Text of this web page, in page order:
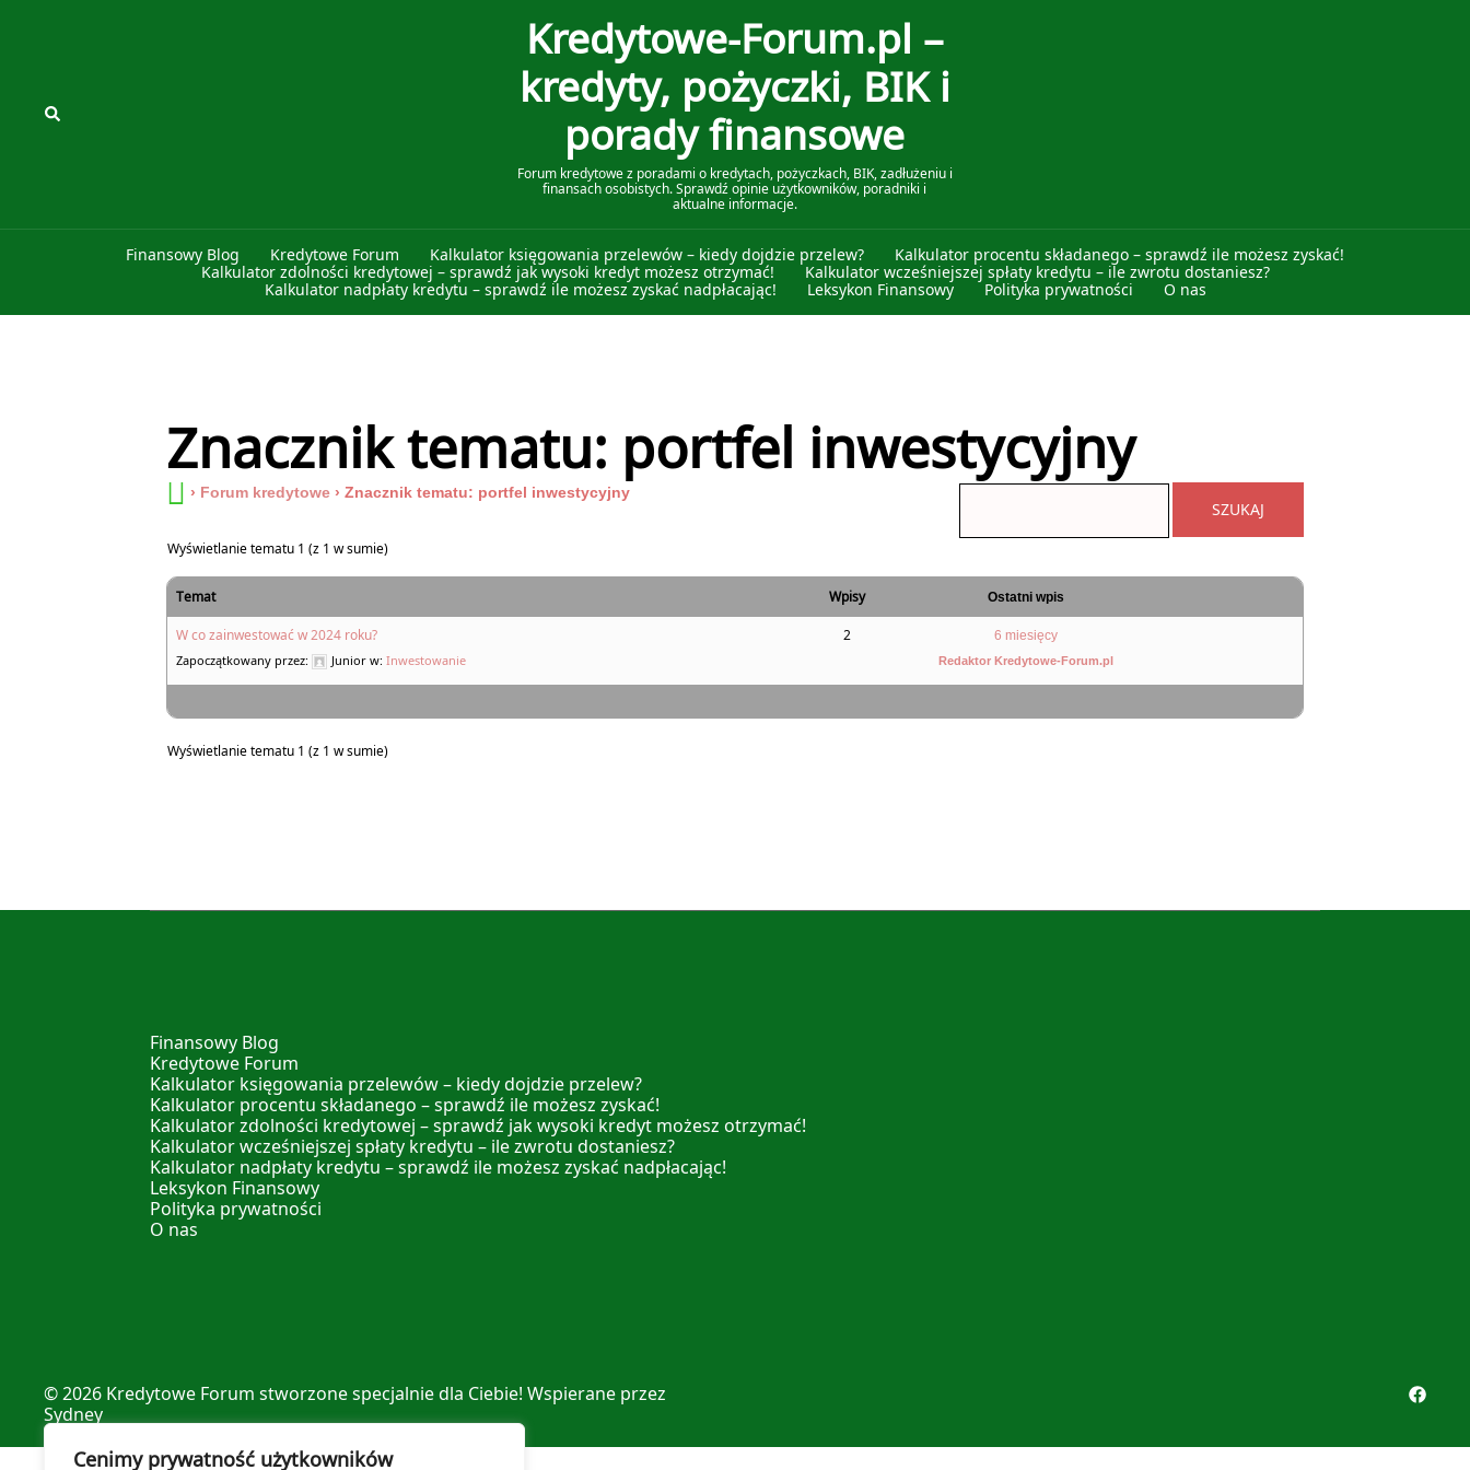
Cenimy prywatność użytkowników
Szukaj
Kredytowe-Forum.pl –
kredyty, pożyczki, BIK i
porady finansowe
Forum kredytowe z poradami o kredytach, pożyczkach, BIK, zadłużeniu i
finansach osobistych. Sprawdź opinie użytkowników, poradniki i
aktualne informacje.
Finansowy Blog Kredytowe Forum Kalkulator księgowania przelewów – kiedy dojdzie przelew?
Kalkulator procentu składanego – sprawdź ile możesz zyskać!
Kalkulator zdolności kredytowej – sprawdź jak wysoki kredyt możesz otrzymać!
Kalkulator wcześniejszej spłaty kredytu – ile zwrotu dostaniesz?
Kalkulator nadpłaty kredytu – sprawdź ile możesz zyskać nadpłacając!
Leksykon Finansowy Polityka prywatności O nas
Znacznik tematu: portfel inwestycyjny
› Forum kredytowe › Znacznik tematu: portfel inwestycyjny
Wyświetlanie tematu 1 (z 1 w sumie)
Temat Wpisy Ostatni wpis
W co zainwestować w 2024 roku?
Zapoczątkowany przez: Junior w: Inwestowanie
2 6 miesięcy
Redaktor Kredytowe-Forum.pl
Wyświetlanie tematu 1 (z 1 w sumie)
Finansowy Blog
Kredytowe Forum
Kalkulator księgowania przelewów – kiedy dojdzie przelew?
Kalkulator procentu składanego – sprawdź ile możesz zyskać!
Kalkulator zdolności kredytowej – sprawdź jak wysoki kredyt możesz otrzymać!
Kalkulator wcześniejszej spłaty kredytu – ile zwrotu dostaniesz?
Kalkulator nadpłaty kredytu – sprawdź ile możesz zyskać nadpłacając!
Leksykon Finansowy
Polityka prywatności
O nas
© 2026 Kredytowe Forum stworzone specjalnie dla Ciebie! Wspierane przez
Sydney